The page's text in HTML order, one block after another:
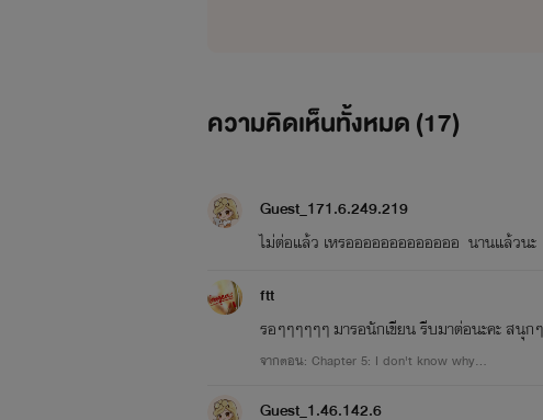
ความคิดเห็นทั้งหมด (17)
Guest_171.6.249.219
ไม่ต่อแล้ว เหรอออออออออออออ นานแล้วนะ
ftt
รอๆๆๆๆๆๆ มารอนักเขียน รีบมาต่อนะคะ สนุก
จากตอน: Chapter 5: I don't know why...
Guest_1.46.142.6